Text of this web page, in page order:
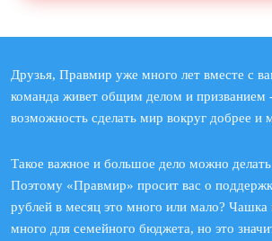
Друзья, Правмир уже много лет вместе с
команда живет общим делом и призванием
возможность сделать мир вокруг добрее и
Такое важное и большое дело можно делать
Поэтому «Правмир» просит вас о
рублей в месяц это много или мало? Чашка
много для семейного бюджета, но это